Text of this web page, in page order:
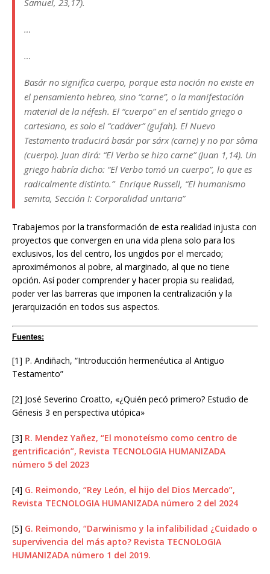
Samuel, 23,17).
…
…
Basár no significa cuerpo, porque esta noción no existe en
el pensamiento hebreo, sino “carne”, o la manifestación
material de la néfesh. El “cuerpo” en el sentido griego o
cartesiano, es solo el “cadáver” (gufah). El Nuevo
Testamento traducirá basár por sárx (carne) y no por sôma
(cuerpo). Juan dirá: “El Verbo se hizo carne” (Juan 1,14). Un
griego habría dicho: “El Verbo tomó un cuerpo”, lo que es
radicalmente distinto.” Enrique Russell, “El humanismo
semita, Sección I: Corporalidad unitaria”
Trabajemos por la transformación de esta realidad injusta con
proyectos que convergen en una vida plena solo para los
exclusivos, los del centro, los ungidos por el mercado;
aproximémonos al pobre, al marginado, al que no tiene
opción. Así poder comprender y hacer propia su realidad,
poder ver las barreras que imponen la centralización y la
jerarquización en todos sus aspectos.
Fuentes:
[1] P. Andiñach, “Introducción hermenéutica al Antiguo
Testamento”
[2] José Severino Croatto, «¿Quién pecó primero? Estudio de
Génesis 3 en perspectiva utópica»
[3] R. Mendez Yañez, “El monoteísmo como centro de
gentrificación”, Revista TECNOLOGIA HUMANIZADA
número 5 del 2023
[4] G. Reimondo, “Rey León, el hijo del Dios Mercado”,
Revista TECNOLOGIA HUMANIZADA número 2 del 2024
[5] G. Reimondo, “Darwinismo y la infalibilidad ¿Cuidado o
supervivencia del más apto? Revista TECNOLOGIA
HUMANIZADA número 1 del 2019.